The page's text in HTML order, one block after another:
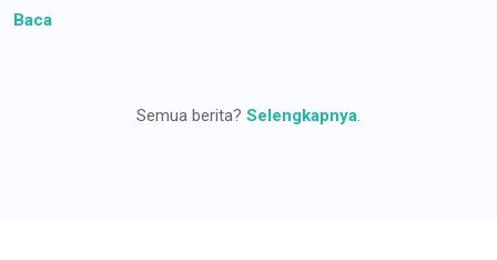
Baca
Semua berita? Selengkapnya